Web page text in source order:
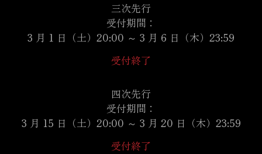
三次先行
受付期間：
3 月 1 日（土）20:00 ～ 3 月 6 日（木）23:59
受付終了
四次先行
受付期間：
3 月 15 日（土）20:00 ～ 3 月 20 日（木）23:59
受付終了